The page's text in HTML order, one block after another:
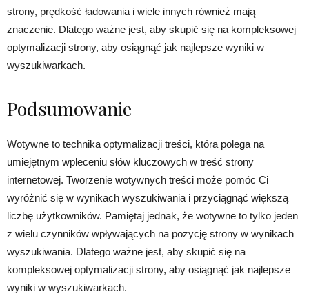
strony, prędkość ładowania i wiele innych również mają
znaczenie. Dlatego ważne jest, aby skupić się na kompleksowej
optymalizacji strony, aby osiągnąć jak najlepsze wyniki w
wyszukiwarkach.
Podsumowanie
Wotywne to technika optymalizacji treści, która polega na
umiejętnym wpleceniu słów kluczowych w treść strony
internetowej. Tworzenie wotywnych treści może pomóc Ci
wyróżnić się w wynikach wyszukiwania i przyciągnąć większą
liczbę użytkowników. Pamiętaj jednak, że wotywne to tylko jeden
z wielu czynników wpływających na pozycję strony w wynikach
wyszukiwania. Dlatego ważne jest, aby skupić się na
kompleksowej optymalizacji strony, aby osiągnąć jak najlepsze
wyniki w wyszukiwarkach.